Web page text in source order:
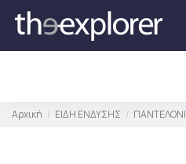
Αρχική ΕΙΔΗ ΕΝΔΥΣΗΣ ΠΑΝΤΕΛΟΝΙ